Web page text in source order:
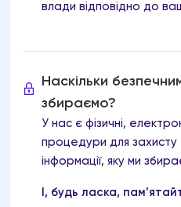
влади відповідно до
Наскільки
збираємо?
У нас є фізичні,
процедури для захисту
інформації, яку ми
І, будь ласка,